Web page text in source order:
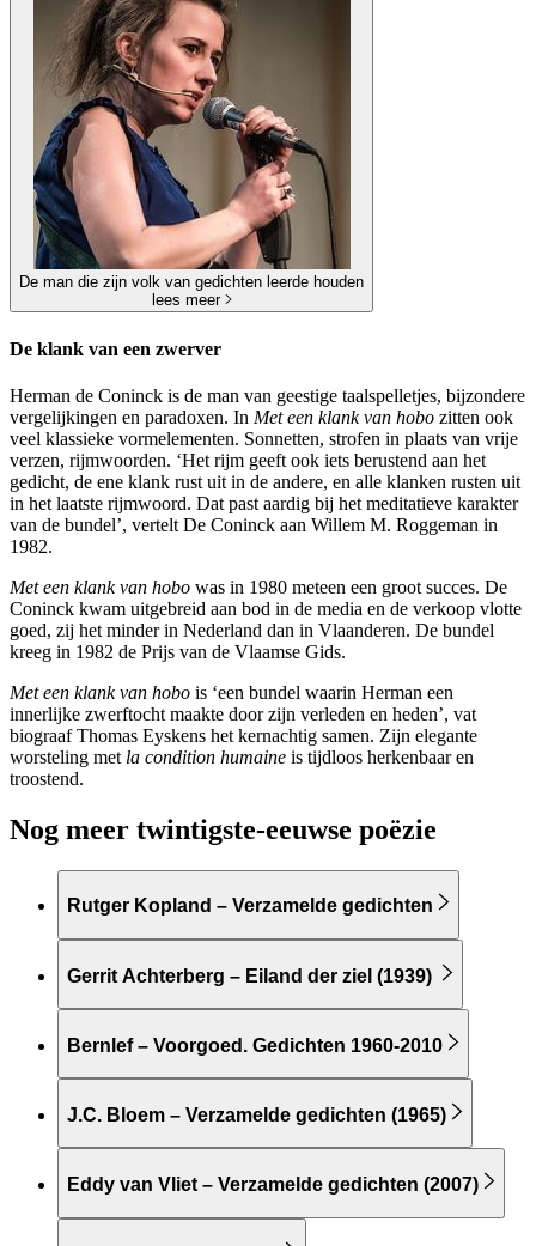
De man die zijn volk van gedichten leerde houden
lees meer
De klank van een zwerver
Herman de Coninck is de man van geestige taalspelletjes, bijzondere
vergelijkingen en paradoxen. In Met een klank van hobo zitten ook
veel klassieke vormelementen. Sonnetten, strofen in plaats van vrije
verzen, rijmwoorden. ‘Het rijm geeft ook iets berustend aan het
gedicht, de ene klank rust uit in de andere, en alle klanken rusten uit
in het laatste rijmwoord. Dat past aardig bij het meditatieve karakter
van de bundel’, vertelt De Coninck aan Willem M. Roggeman in
1982.
Met een klank van hobo was in 1980 meteen een groot succes. De
Coninck kwam uitgebreid aan bod in de media en de verkoop vlotte
goed, zij het minder in Nederland dan in Vlaanderen. De bundel
kreeg in 1982 de Prijs van de Vlaamse Gids.
Met een klank van hobo is ‘een bundel waarin Herman een
innerlijke zwerftocht maakte door zijn verleden en heden’, vat
biograaf Thomas Eyskens het kernachtig samen. Zijn elegante
worsteling met la condition humaine is tijdloos herkenbaar en
troostend.
Nog meer twintigste-eeuwse poëzie
Rutger Kopland – Verzamelde gedichten
Gerrit Achterberg – Eiland der ziel (1939)
Bernlef – Voorgoed. Gedichten 1960-2010
J.C. Bloem – Verzamelde gedichten (1965)
Eddy van Vliet – Verzamelde gedichten (2007)